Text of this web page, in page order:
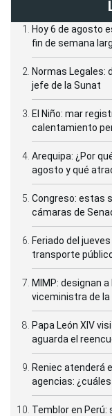
Hoy 6 de agosto
fin de semana
Normas Legales:
jefe de la Sunat
El Niño: mar
calentamiento
Arequipa: ¿Por
agosto y qué
Congreso: estas
cámaras de
Feriado del
transporte
MIMP: designan
viceministra de la
Papa León XIV
aguarda el
Reniec atenderá
agencias:
Temblor en